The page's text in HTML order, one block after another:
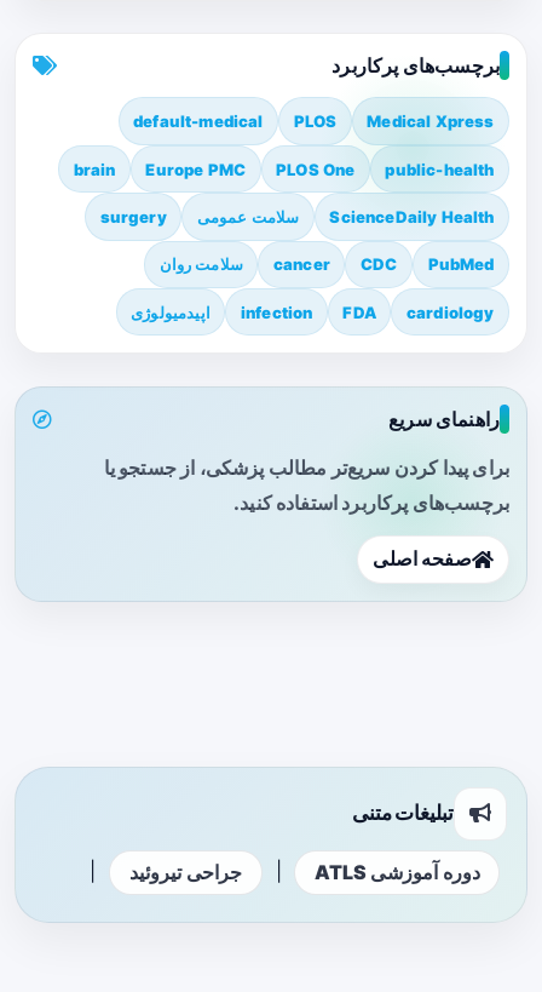
برچسب‌های پرکاربرد
Medical Xpress
PLOS
default-medical
public-health
PLOS One
Europe PMC
brain
ScienceDaily Health سلامت عمومی surgery
PubMed
CDC
cancer سلامت روان
cardiology
FDA
infection اپیدمیولوژی
راهنمای سریع
برای پیدا کردن سریع‌تر مطالب پزشکی، از جستجو یا
برچسب‌های پرکاربرد استفاده کنید.
صفحه اصلی
تبلیغات متنی
دوره آموزشی ATLS جراحی تیروئید